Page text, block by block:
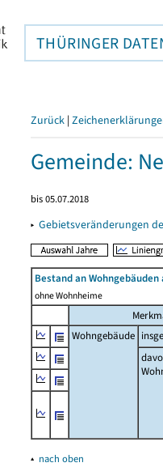
THÜRINGER
Zurück |
Gemeinde:
bis 05.07.2018
▸ Gebietsveränderungen
Bestand an
ohne Wohnheime
Wohngebäude
▴ nach oben